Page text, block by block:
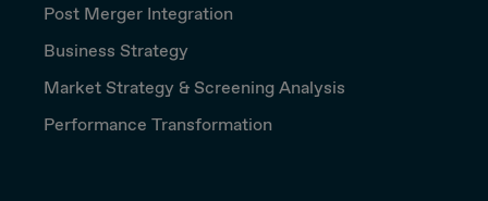
Post Merger Integration
Business Strategy
Market Strategy & Screening Analysis
Performance Transformation